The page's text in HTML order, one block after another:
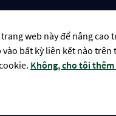
web này để nâng cao
bất kỳ liên kết nào trên
Không, cho tôi